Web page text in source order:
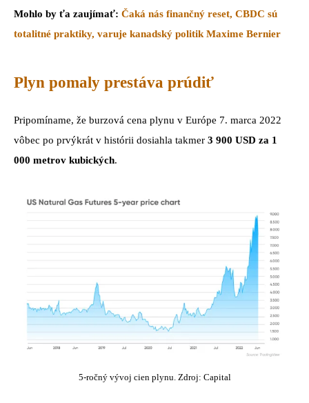
Mohlo by ťa zaujímať: Čaká nás finančný reset, CBDC sú
totalitné praktiky, varuje kanadský politik Maxime Bernier
Plyn pomaly prestáva prúdiť
Pripomíname, že burzová cena plynu v Európe 7. marca 2022
vôbec po prvýkrát v histórii dosiahla takmer 3 900 USD za 1
000 metrov kubických.
5-ročný vývoj cien plynu. Zdroj: Capital